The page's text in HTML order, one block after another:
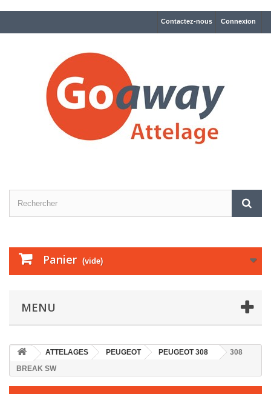
Connexion
Contactez-nous
Panier (vide)
MENU
ATTELAGES PEUGEOT PEUGEOT 308
308
BREAK SW